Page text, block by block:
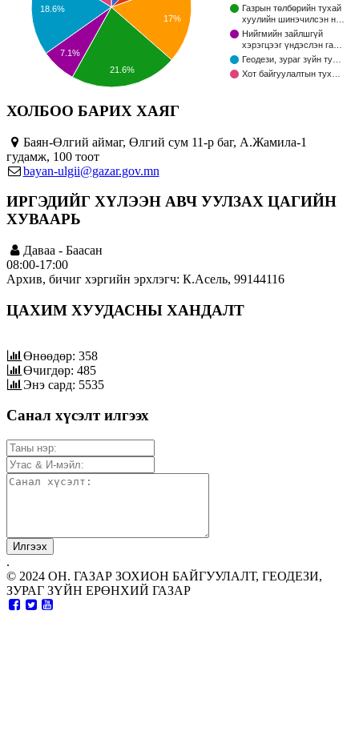
Газрын төлбөрийн тухай
хуулийн шинэчилсэн н…
Нийгмийн зайлшгүй
хэрэгцээг үндэслэн га…
Геодези, зураг зүйн ту…
Хот байгуулалтын тух…
17%
18.6%
7.1%
21.6%
ХОЛБОО БАРИХ ХАЯГ
Баян-Өлгий аймаг, Өлгий сум 11-р баг, А.Жамила-1
гудамж, 100 тоот
bayan-ulgii@gazar.gov.mn
ИРГЭДИЙГ ХҮЛЭЭН АВЧ УУЛЗАХ ЦАГИЙН
ХУВААРЬ
Даваа - Баасан
08:00-17:00
Архив, бичиг хэргийн эрхлэгч: К.Асель, 99144116
ЦАХИМ ХУУДАСНЫ ХАНДАЛТ
Өнөөдөр: 358
Өчигдөр: 485
Энэ сард: 5535
Санал хүсэлт илгээх
.
© 2024 ОН. ГАЗАР ЗОХИОН БАЙГУУЛАЛТ, ГЕОДЕЗИ,
ЗУРАГ ЗҮЙН ЕРӨНХИЙ ГАЗАР